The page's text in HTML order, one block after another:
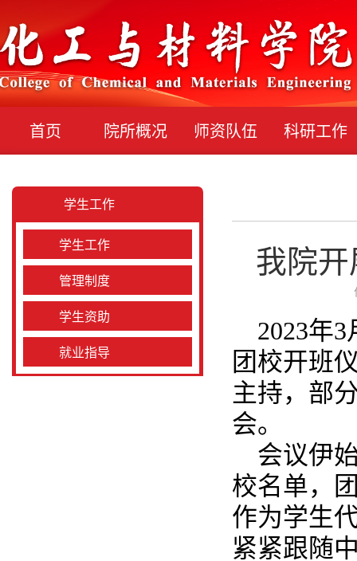
首页 院所概况 师资队伍 科研工作
学生工作
学生工作
管理制度
学生资助
就业指导
我院
2023年
团校开班
主持，部
会。
会议伊
校名单，
作为学生
紧紧跟随